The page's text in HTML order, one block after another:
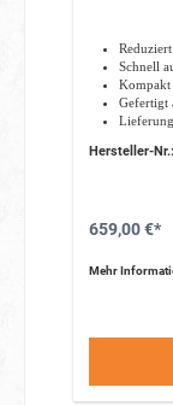
Schnell
Kompakt
Gefertigt
Hersteller-Nr.:
659,00 €*
Mehr